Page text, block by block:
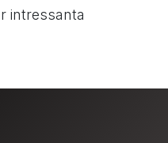
intressanta